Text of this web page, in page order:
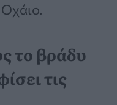
το βράδυ
τις